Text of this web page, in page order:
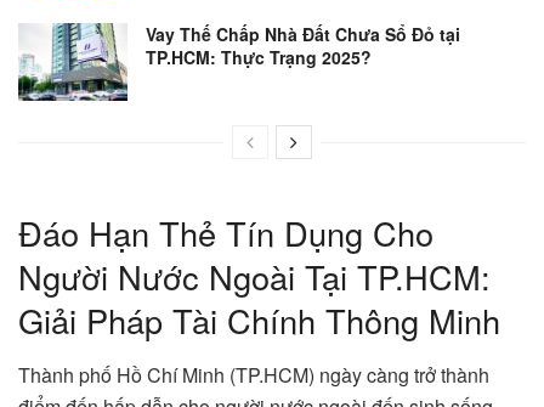
Vay Thế Chấp Nhà Đất Chưa Sổ Đỏ tại
TP.HCM: Thực Trạng 2025?
Đáo Hạn Thẻ Tín Dụng Cho
Người Nước Ngoài Tại TP.HCM:
Giải Pháp Tài Chính Thông Minh
Thành phố Hồ Chí Minh (TP.HCM) ngày càng trở thành